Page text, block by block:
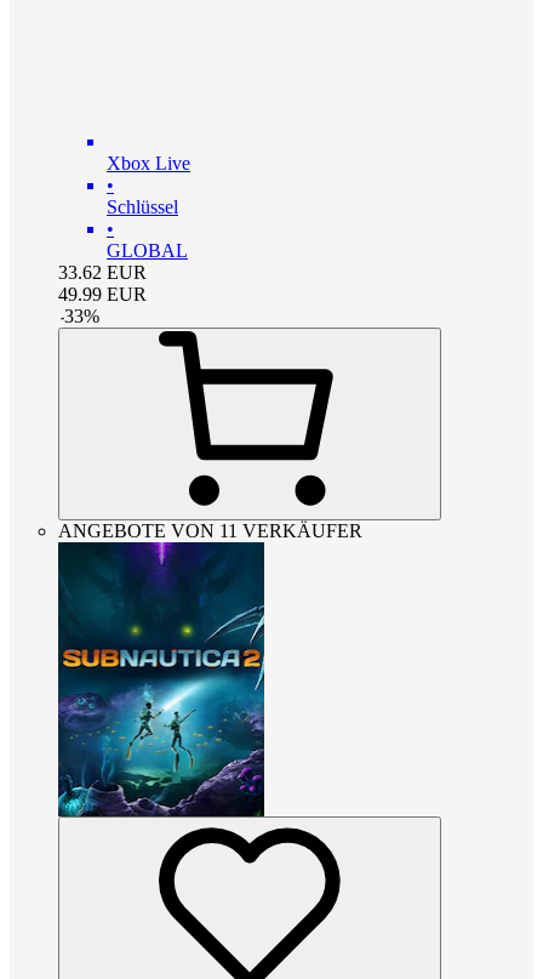
Xbox Live
•
Schlüssel
•
GLOBAL
33.62 EUR
49.99 EUR
-33%
ANGEBOTE VON 11 VERKÄUFER